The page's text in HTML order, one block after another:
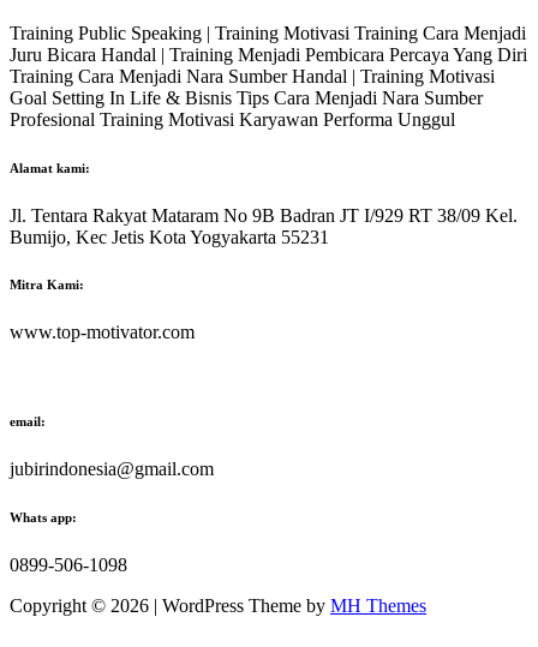
Training Public Speaking | Training Motivasi Training Cara Menjadi
Juru Bicara Handal | Training Menjadi Pembicara Percaya Yang Diri
Training Cara Menjadi Nara Sumber Handal | Training Motivasi
Goal Setting In Life & Bisnis Tips Cara Menjadi Nara Sumber
Profesional Training Motivasi Karyawan Performa Unggul
Alamat kami:
Jl. Tentara Rakyat Mataram No 9B Badran JT I/929 RT 38/09 Kel.
Bumijo, Kec Jetis Kota Yogyakarta 55231
Mitra Kami:
www.top-motivator.com
email:
jubirindonesia@gmail.com
Whats app:
0899-506-1098
Copyright © 2026 | WordPress Theme by MH Themes